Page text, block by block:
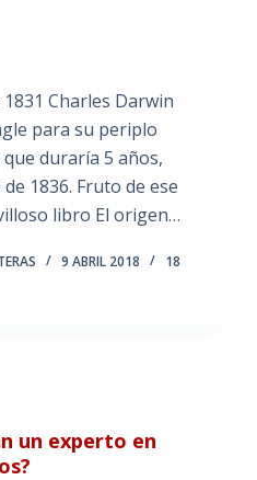
Charles Darwin
para su periplo
duraría 5 años,
1836. Fruto de ese
libro El origen…
9 ABRIL 2018
18
un experto en